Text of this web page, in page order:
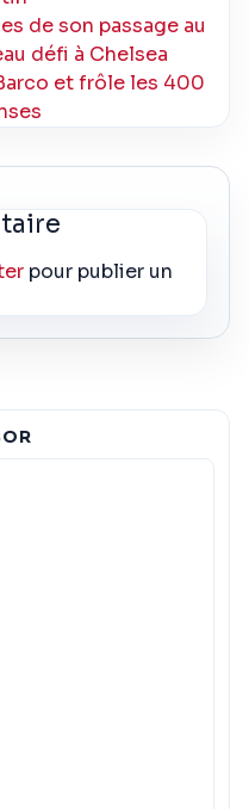
de son passage au
défi à Chelsea
et frôle les 400
pour publier un